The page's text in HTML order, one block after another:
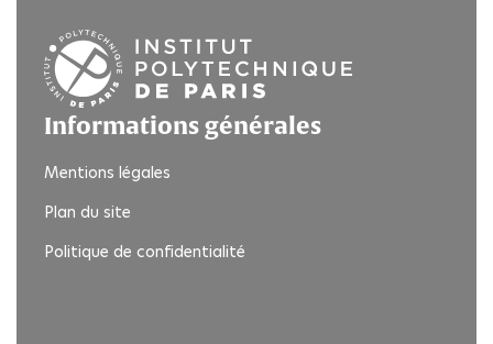
Informations générales
Mentions légales
Plan du site
Politique de confidentialité